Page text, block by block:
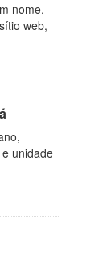
nome,
web,
unidade